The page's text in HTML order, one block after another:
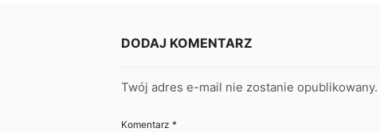
DODAJ KOMENTARZ
Twój adres e-mail nie zostanie opublikowany.
Komentarz *